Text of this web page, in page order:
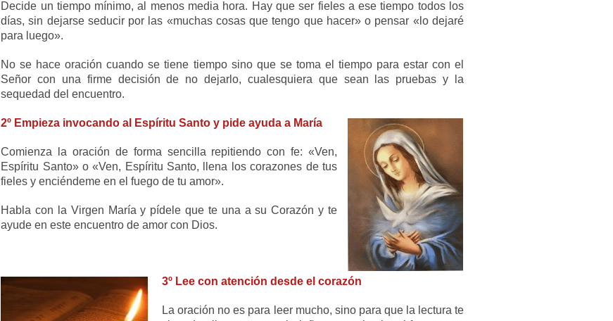
Decide un tiempo mínimo, al menos media hora. Hay que ser fieles a ese tiempo todos los
días, sin dejarse seducir por las «muchas cosas que tengo que hacer» o pensar «lo dejaré
para luego».
No se hace oración cuando se tiene tiempo sino que se toma el tiempo para estar con el
Señor con una firme decisión de no dejarlo, cualesquiera que sean las pruebas y la
sequedad del encuentro.
2º Empieza invocando al Espíritu Santo y pide ayuda a María
Comienza la oración de forma sencilla repitiendo con fe: «Ven,
Espíritu Santo» o «Ven, Espíritu Santo, llena los corazones de tus
fieles y enciéndeme en el fuego de tu amor».
Habla con la Virgen María y pídele que te una a su Corazón y te
ayude en este encuentro de amor con Dios.
3º Lee con atención desde el corazón
La oración no es para leer mucho, sino para que la lectura te